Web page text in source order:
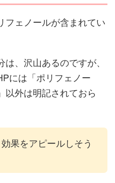
フェノールが含まれてい
、沢山あるのですが、
には「ポリフェノー
以外は明記されておら
果をアピールしそう